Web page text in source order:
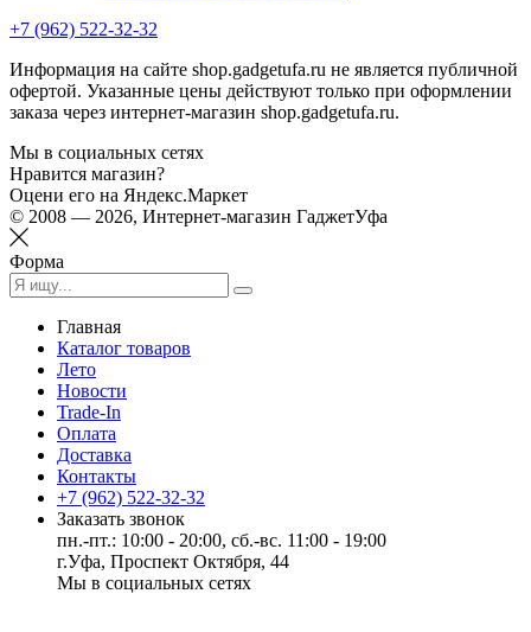
+7 (962) 522-32-32
Информация на сайте shop.gadgetufa.ru не является публичной
офертой. Указанные цены действуют только при оформлении
заказа через интернет-магазин shop.gadgetufa.ru.
Мы в социальных сетях
Нравится магазин?
Оцени его на Яндекс.Маркет
© 2008 — 2026, Интернет-магазин ГаджетУфа
Форма
Главная
Каталог товаров
Лето
Новости
Trade-In
Оплата
Доставка
Контакты
+7 (962) 522-32-32
Заказать звонок
пн.-пт.: 10:00 - 20:00, сб.-вс. 11:00 - 19:00
г.Уфа, Проспект Октября, 44
Мы в социальных сетях